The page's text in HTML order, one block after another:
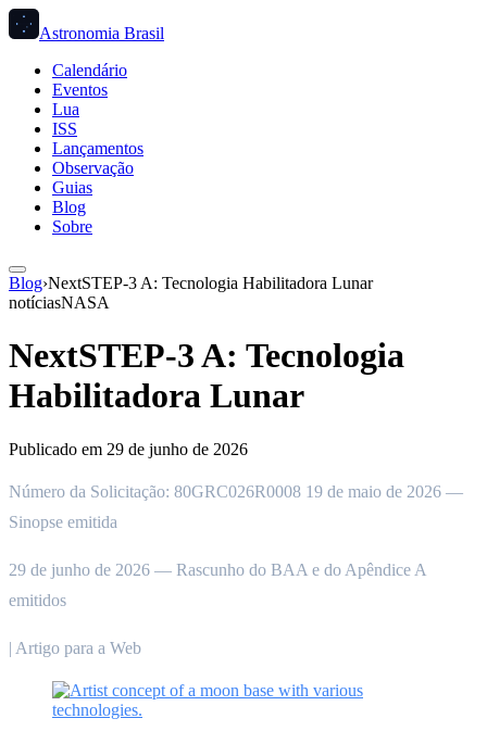
Astronomia Brasil
Calendário
Eventos
Lua
ISS
Lançamentos
Observação
Guias
Blog
Sobre
Blog›NextSTEP-3 A: Tecnologia Habilitadora Lunar
notíciasNASA
NextSTEP-3 A: Tecnologia
Habilitadora Lunar
Publicado em 29 de junho de 2026
Número da Solicitação: 80GRC026R0008 19 de maio de 2026 —
Sinopse emitida
29 de junho de 2026 — Rascunho do BAA e do Apêndice A
emitidos
| Artigo para a Web